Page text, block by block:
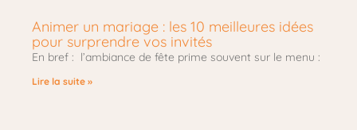
Animer un mariage : les 10 meilleures idées
pour surprendre vos invités
En bref : l’ambiance de fête prime souvent sur le menu :
Lire la suite »